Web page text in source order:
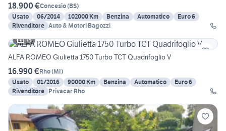
18.900 €Concesio(BS)
Usato
06/2014 102000 Km Benzina Automatico
Euro 6
Rivenditore Auto & Motori Bagozzi
15
ALFA ROMEO Giulietta 1750 Turbo TCT Quadrifoglio V
16.990 €Rho(MI)
Usato
01/2016 90000 Km Benzina Automatico
Euro 6
Rivenditore Privacar Rho